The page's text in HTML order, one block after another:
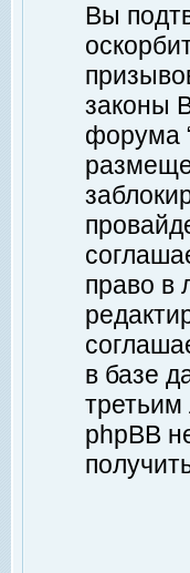
Вы
законы
форума
право в
в базе
третьим
phpBB